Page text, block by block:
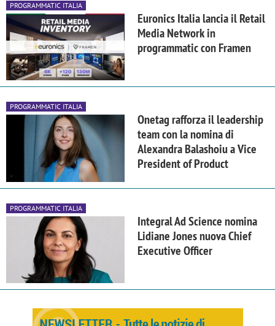
PROGRAMMATIC ITALIA
Euronics Italia lancia il Retail
Media Network in
programmatic con Framen
PROGRAMMATIC ITALIA
Onetag rafforza il leadership
team con la nomina di
Alexandra Balashoiu a Vice
President of Product
PROGRAMMATIC ITALIA
Integral Ad Science nomina
Lidiane Jones nuova Chief
Executive Officer